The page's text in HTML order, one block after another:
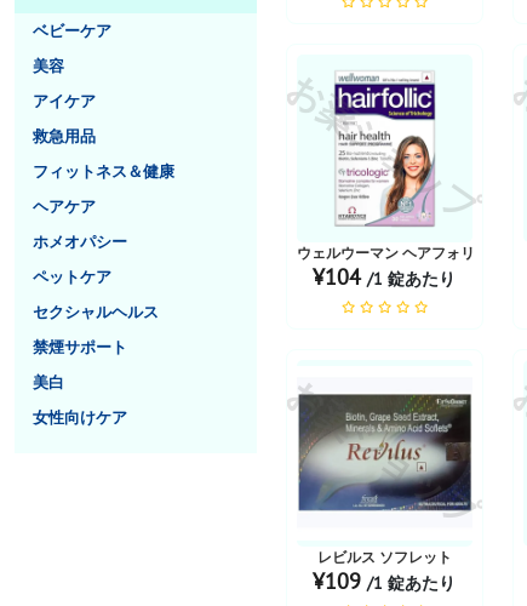
ベビーケア
美容
アイケア
救急用品
フィットネス＆健康
ヘアケア
ホメオパシー
ペットケア
セクシャルヘルス
禁煙サポート
美白
女性向けケア
お薬ショップ
ウェルウーマン ヘアフォリック タ
¥104/1 錠あたり
お薬ショップ
レビルス ソフレット
¥109/1 錠あたり